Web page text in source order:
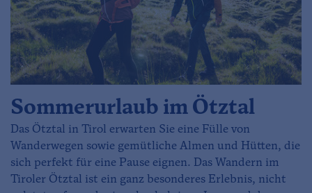
Sommerurlaub im Ötztal
Das Ötztal in Tirol erwarten Sie eine Fülle von
Wanderwegen sowie gemütliche Almen und Hütten, die
sich perfekt für eine Pause eignen. Das Wandern im
Tiroler Ötztal ist ein ganz besonderes Erlebnis, nicht